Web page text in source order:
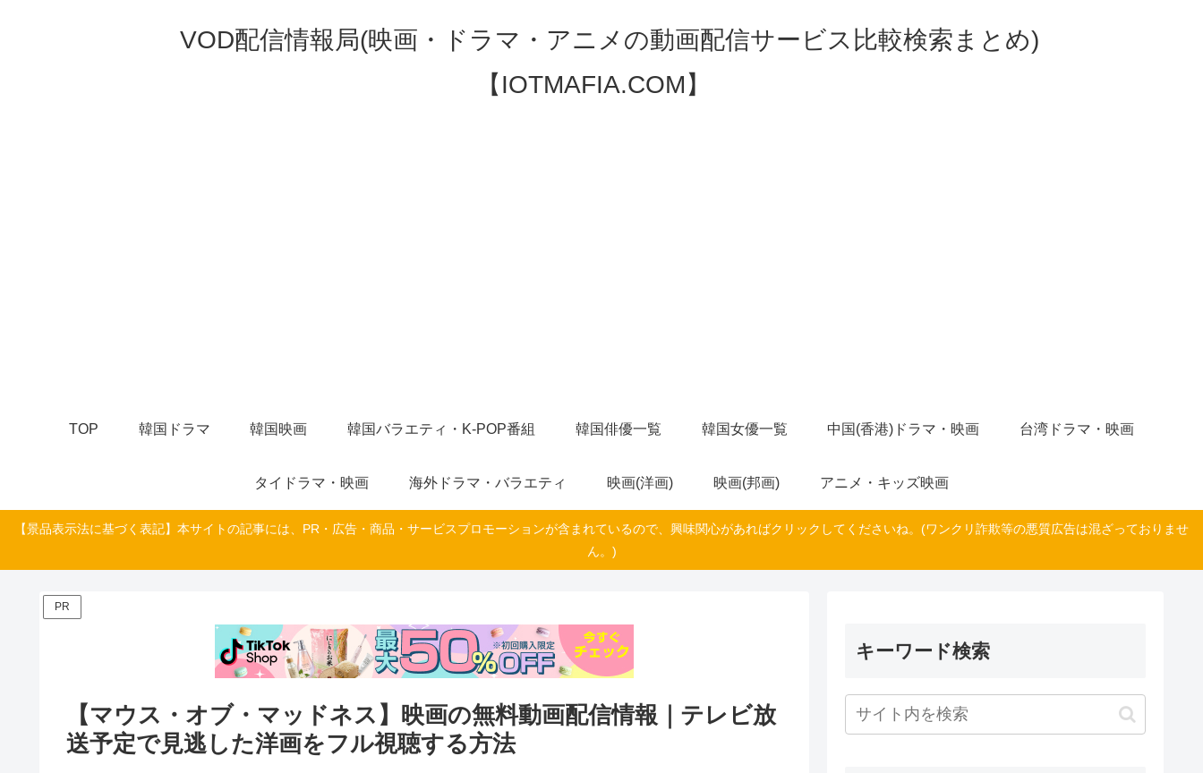
VOD配信情報局(映画・ドラマ・アニメの動画配信サービス比較検索まとめ)
【IOTMAFIA.COM】
TOP 韓国ドラマ 韓国映画 韓国バラエティ・K-POP番組 韓国俳優一覧 韓国女優一覧 中国(香港)ドラマ・映画 台湾ドラマ・映画
タイドラマ・映画 海外ドラマ・バラエティ 映画(洋画) 映画(邦画) アニメ・キッズ映画
【景品表示法に基づく表記】本サイトの記事には、PR・広告・商品・サービスプロモーションが含まれているので、興味関心があればクリックしてくださいね。(ワンクリ詐欺等の悪質広告は混ざっておりませ
ん。)
PR
【マウス・オブ・マッドネス】映画の無料動画配信情報｜テレビ放
送予定で見逃した洋画をフル視聴する方法
キーワード検索